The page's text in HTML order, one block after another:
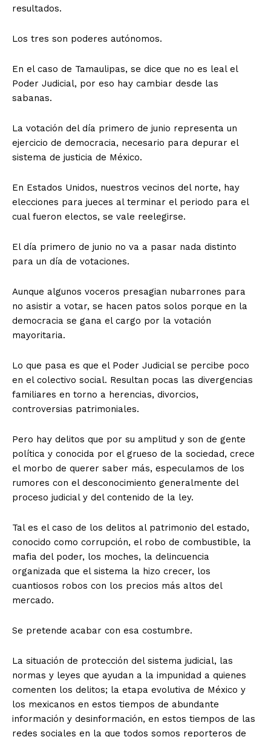
resultados.
Los tres son poderes autónomos.
En el caso de Tamaulipas, se dice que no es leal el
Poder Judicial, por eso hay cambiar desde las
sabanas.
La votación del día primero de junio representa un
ejercicio de democracia, necesario para depurar el
sistema de justicia de México.
En Estados Unidos, nuestros vecinos del norte, hay
elecciones para jueces al terminar el periodo para el
cual fueron electos, se vale reelegirse.
El día primero de junio no va a pasar nada distinto
para un día de votaciones.
Aunque algunos voceros presagian nubarrones para
no asistir a votar, se hacen patos solos porque en la
democracia se gana el cargo por la votación
mayoritaria.
Lo que pasa es que el Poder Judicial se percibe poco
en el colectivo social. Resultan pocas las divergencias
familiares en torno a herencias, divorcios,
controversias patrimoniales.
Pero hay delitos que por su amplitud y son de gente
política y conocida por el grueso de la sociedad, crece
el morbo de querer saber más, especulamos de los
rumores con el desconocimiento generalmente del
proceso judicial y del contenido de la ley.
Tal es el caso de los delitos al patrimonio del estado,
conocido como corrupción, el robo de combustible, la
mafia del poder, los moches, la delincuencia
organizada que el sistema la hizo crecer, los
cuantiosos robos con los precios más altos del
mercado.
Se pretende acabar con esa costumbre.
La situación de protección del sistema judicial, las
normas y leyes que ayudan a la impunidad a quienes
comenten los delitos; la etapa evolutiva de México y
los mexicanos en estos tiempos de abundante
información y desinformación, en estos tiempos de las
redes sociales en la que todos somos reporteros de